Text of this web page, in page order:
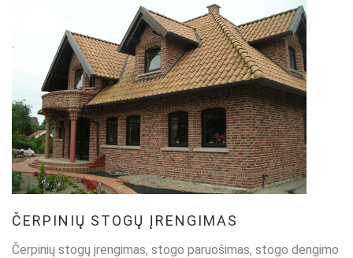
ČERPINIŲ STOGŲ ĮRENGIMAS
Čerpinių stogų įrengimas, stogo paruošimas, stogo dengimo